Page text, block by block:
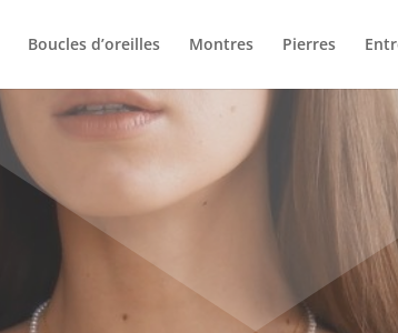
Boucles d’oreilles Montres Pierres